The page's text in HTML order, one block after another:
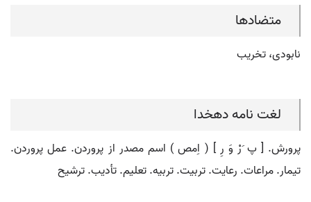
متضادها
نابودی، تخریب
لغت نامه دهخدا
پرورش. [ پ َرْ وَ رِ ] ( اِمص ) اسم مصدر از پروردن. عمل پروردن.
تیمار. مراعات. رعایت. تربیت. تربیه. تعلیم. تأدیب. ترشیح